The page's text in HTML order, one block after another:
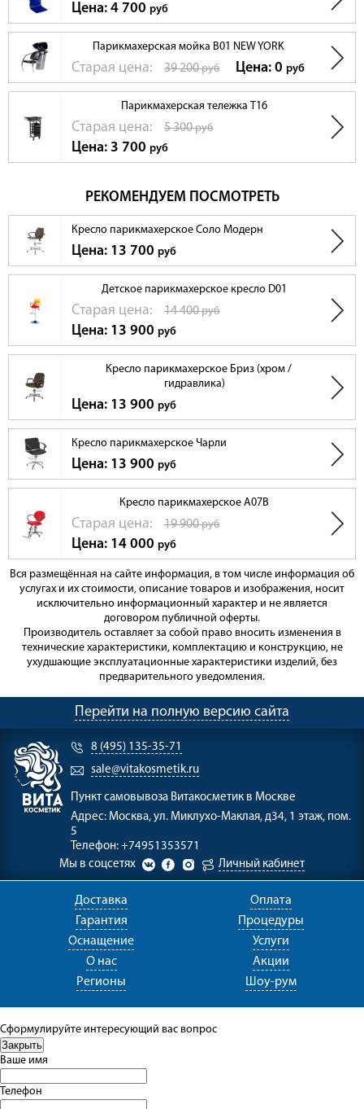
Цена: 4 700 руб
Парикмахерская мойка B01 NEW YORK
Cтарая цена: 39 200руб Цена: 0 руб
Парикмахерская тележка T16
Cтарая цена: 5 300руб
Цена: 3 700 руб
РЕКОМЕНДУЕМ ПОСМОТРЕТЬ
Кресло парикмахерское Соло Модерн
Цена: 13 700 руб
Детское парикмахерское кресло D01
Cтарая цена: 14 400руб
Цена: 13 900 руб
Кресло парикмахерское Бриз (хром /
гидравлика)
Цена: 13 900 руб
Кресло парикмахерское Чарли
Цена: 13 900 руб
Кресло парикмахерское А07B
Cтарая цена: 19 900руб
Цена: 14 000 руб
Вся размещённая на сайте информация, в том числе информация об
услугах и их стоимости, описание товаров и изображения, носит
исключительно информационный характер и не является
договором публичной оферты.
Производитель оставляет за собой право вносить изменения в
технические характеристики, комплектацию и конструкцию, не
ухудшающие эксплуатационные характеристики изделий, без
предварительного уведомления.
Перейти на полную версию сайта
8 (495) 135-35-71
sale@vitakosmetik.ru
Пункт самовывоза Витакосметик в Москве
Адрес: Москва, ул. Миклухо-Маклая, д34, 1 этаж, пом.
5
Телефон: +74951353571
Мы в соцсетях
Личный кабинет
Доставка
Оплата
Гарантия
Процедуры
Оснащение
Услуги
О нас
Акции
Регионы
Шоу-рум
Сформулируйте интересующий вас вопрос
Ваше имя
Телефон